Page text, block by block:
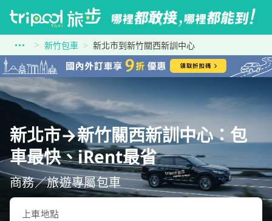
新竹包車 新北市到新竹關西新訓中心
新北市→新竹關西新訓中心：包
車最快、iRent最省
商務／旅遊專屬包車
上車地點